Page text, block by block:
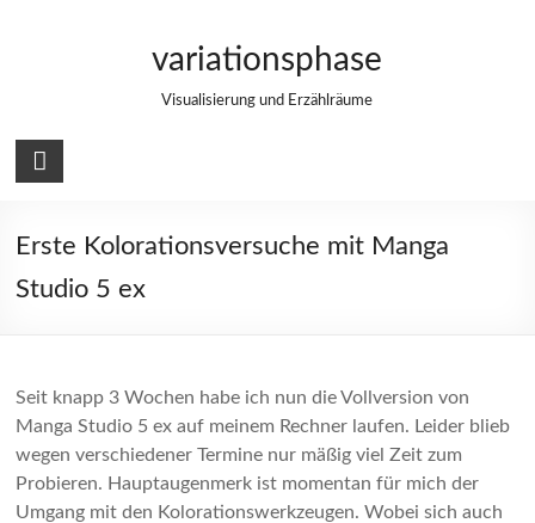
variationsphase
Visualisierung und Erzählräume
Erste Kolorationsversuche mit Manga
Studio 5 ex
Seit knapp 3 Wochen habe ich nun die Vollversion von
Manga Studio 5 ex auf meinem Rechner laufen. Leider blieb
wegen verschiedener Termine nur mäßig viel Zeit zum
Probieren. Hauptaugenmerk ist momentan für mich der
Umgang mit den Kolorationswerkzeugen. Wobei sich auch